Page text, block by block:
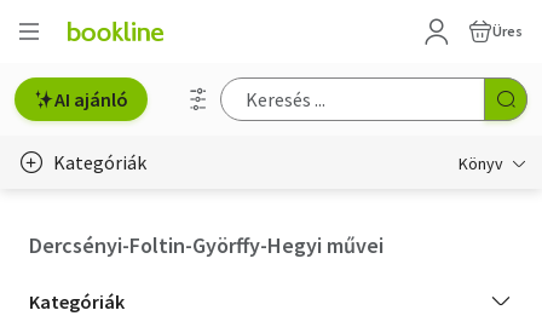
Üres
AI ajánló
Kategóriák Könyv
Dercsényi-Foltin-Györffy-Hegyi művei
Kategória
Kategóriák